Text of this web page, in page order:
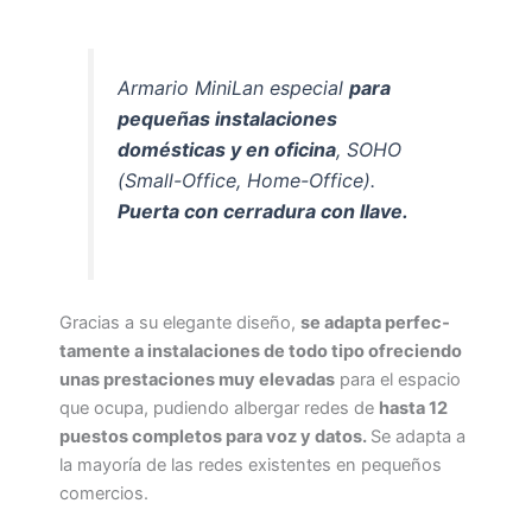
Armario MiniLan especialpara
pequeñas instalaciones
domésticas y en oficina, SOHO
(Small-Office, Home-Office).
Puerta con cerradura con llave.
Gracias a su elegante diseño, se adapta perfec­
tamente a instalaciones de todo tipo ofrecien­do
unas prestaciones muy elevadas para el es­pacio
que ocupa, pudiendo albergar redes de hasta 12
puestos completos para voz y datos. Se adapta a
la mayoría de las redes existentes en pequeños
comercios.